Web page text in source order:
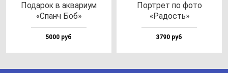
Пода­рок в ак­ва­ри­ум
«Спанч Боб»
5000 руб
Пор­трет по фо­то
«Радость»
3790 руб